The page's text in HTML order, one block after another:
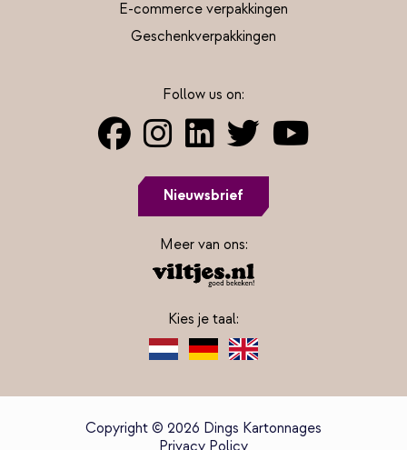
E-commerce verpakkingen
Geschenkverpakkingen
Follow us on:
Nieuwsbrief
Meer van ons:
Kies je taal:
Copyright © 2026 Dings Kartonnages